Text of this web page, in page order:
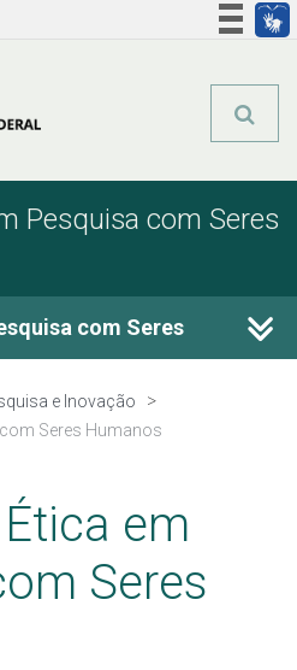
Pesquisa com Seres
com Seres
e Inovação
Seres Humanos
em
Seres